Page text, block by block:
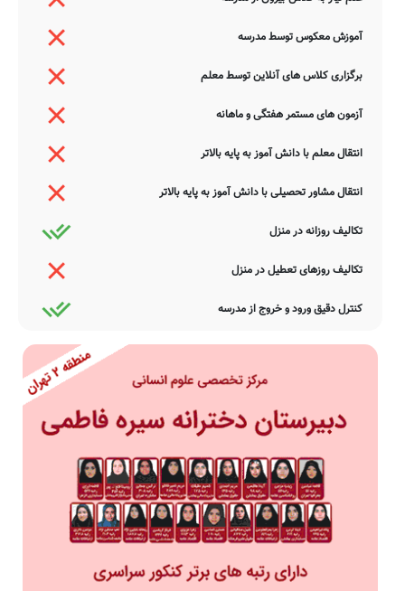
آموزش معکوس توسط مدرسه
برگزاری کلاس های آنلاین توسط معلم
آزمون های مستمر هفتگی و ماهانه
انتقال معلم با دانش آموز به پایه بالاتر
انتقال مشاور تحصیلی با دانش آموز به پایه بالاتر
تکالیف روزانه در منزل
تکالیف روزهای تعطیل در منزل
کنترل دقیق ورود و خروج از مدرسه